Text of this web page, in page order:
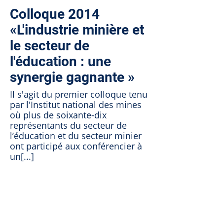
Colloque 2014
«L'industrie minière et
le secteur de
l'éducation : une
synergie gagnante »
Il s'agit du premier colloque tenu
par l'Institut national des mines
où plus de soixante-dix
représentants du secteur de
l’éducation et du secteur minier
ont participé aux conférencier à
un[...]